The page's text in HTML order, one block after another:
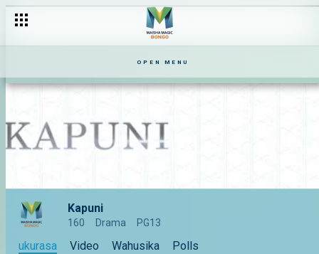
OPEN MENU
Kapuni
160 Drama PG13
ukurasa Video Wahusika Polls